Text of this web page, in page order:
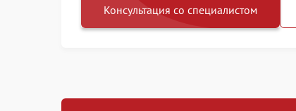
Консультация со специалистом